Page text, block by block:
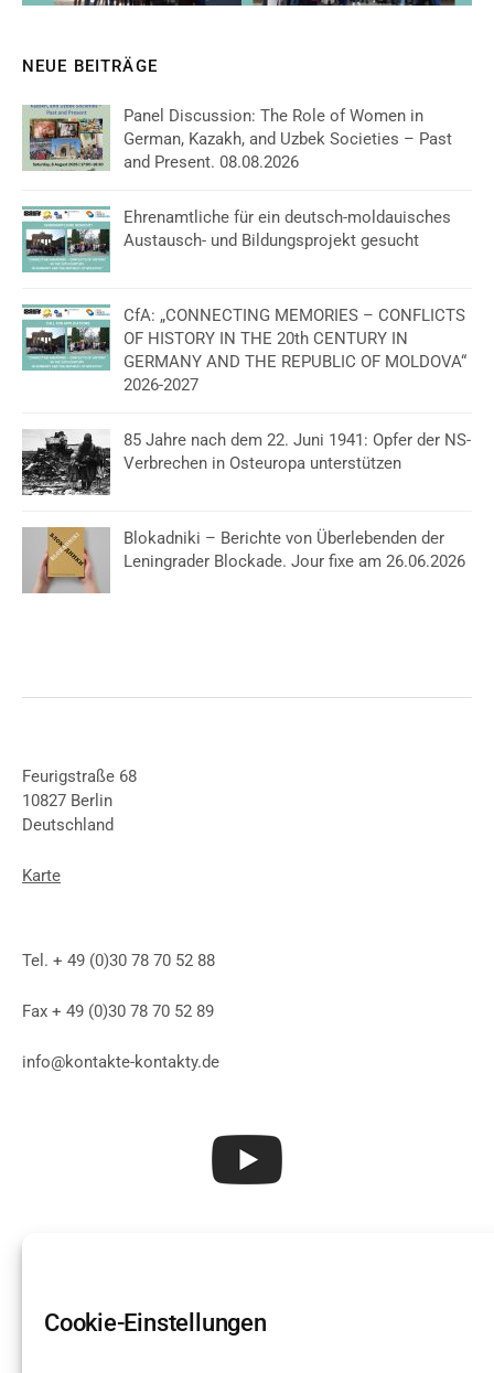
Cookie-Einstellungen
NEUE BEITRÄGE
Panel Discussion: The Role of Women in
German, Kazakh, and Uzbek Societies – Past
and Present. 08.08.2026
Ehrenamtliche für ein deutsch-moldauisches
Austausch- und Bildungsprojekt gesucht
CfA: „CONNECTING MEMORIES – CONFLICTS
OF HISTORY IN THE 20th CENTURY IN
GERMANY AND THE REPUBLIC OF MOLDOVA“
2026-2027
85 Jahre nach dem 22. Juni 1941: Opfer der NS-
Verbrechen in Osteuropa unterstützen
Blokadniki – Berichte von Überlebenden der
Leningrader Blockade. Jour fixe am 26.06.2026
Feurigstraße 68
10827 Berlin
Deutschland
Karte
Tel. + 49 (0)30 78 70 52 88
Fax + 49 (0)30 78 70 52 89
info@kontakte-kontakty.de